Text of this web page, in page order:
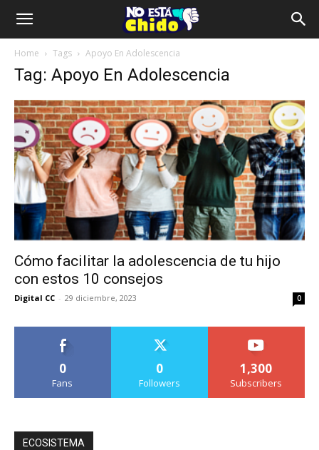
Home Tags Apoyo En Adolescencia
Tag: Apoyo En Adolescencia
Cómo facilitar la adolescencia de tu hijo
con estos 10 consejos
Digital CC - 29 diciembre, 2023 0
0
Fans
0
Followers
1,300
Subscribers
ECOSISTEMA